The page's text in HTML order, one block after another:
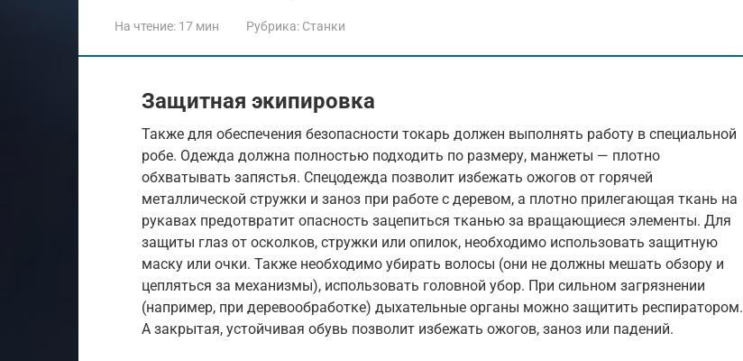
На чтение: 17 мин Рубрика: Станки
Защитная экипировка
Также для обеспечения безопасности токарь должен выполнять работу в специальной
робе. Одежда должна полностью подходить по размеру, манжеты — плотно
обхватывать запястья. Спецодежда позволит избежать ожогов от горячей
металлической стружки и заноз при работе с деревом, а плотно прилегающая ткань на
рукавах предотвратит опасность зацепиться тканью за вращающиеся элементы. Для
защиты глаз от осколков, стружки или опилок, необходимо использовать защитную
маску или очки. Также необходимо убирать волосы (они не должны мешать обзору и
цепляться за механизмы), использовать головной убор. При сильном загрязнении
(например, при деревообработке) дыхательные органы можно защитить респиратором.
А закрытая, устойчивая обувь позволит избежать ожогов, заноз или падений.